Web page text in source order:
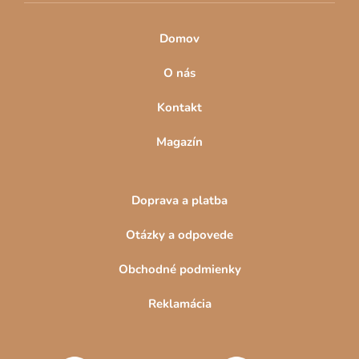
s
Domov
O nás
Kontakt
Magazín
Doprava a platba
Otázky a odpovede
Obchodné podmienky
Reklamácia